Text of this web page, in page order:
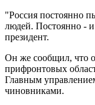
"Россия постоянно
людей. Постоянно - и
президент.
Он же сообщил, что
прифронтовых
Главным
чиновниками.